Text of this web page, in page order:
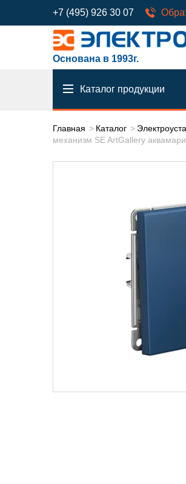
+7 (495) 926 30 07
Основана в 1993г.
Каталог продукции
Главная Каталог
механизм SE ArtGallery